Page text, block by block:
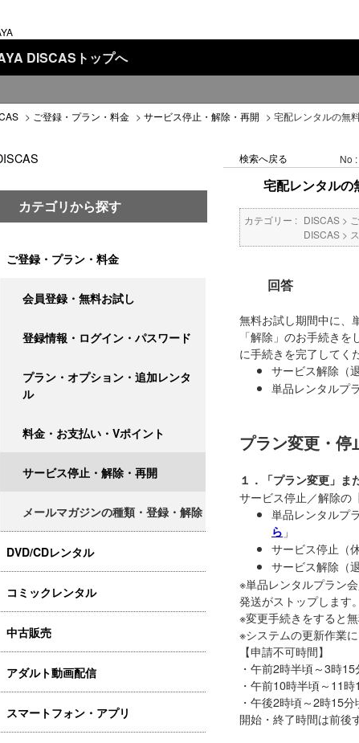
DISCASトップへ
> ご登録・プラン・料金 > サービス停止・解除・再開 > 宅配レンタルの無
カテゴリから探す
ご登録・プラン・料金
会員登録・無料お試し
登録情報・ログイン・パスワード
プラン・オプション・追加レンタ
ル
料金・お支払い・Vポイント
サービス停止・解除・再開
メールマガジンの種類・登録・解除
DVD/CDレンタル
コミックレンタル
中古販売
アダルト動画配信
スマートフォン・アプリ
検索へ戻る No
宅配レンタルの
カテゴリー : DISCAS >
DISCAS >
回答
無料お試し期間中に、
「解除」のお手続き
に手続きを完了してく
サービス解除（
単品レンタルプ
プラン変更・停
１．「プラン変更」ま
サービス停止／解除の
単品レンタルプ
ら 」
サービス停止（
サービス解除（
※単品レンタルプラン
発送がストップします。
※変更手続きをすると
※システムの更新作業
【申請不可時間】
・午前2時半頃～3時15
・午前10時半頃～11
・午後2時頃～2時15分
開始・終了時間は前後